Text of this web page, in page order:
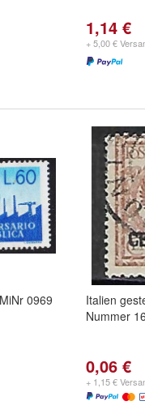
1,14 €
+ 5,00 €
0969
Italien
Nummer
0,06 €
+ 1,15 €